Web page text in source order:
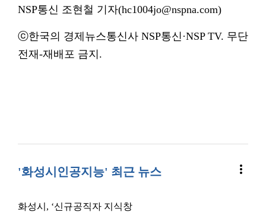
NSP통신 조현철 기자(hc1004jo@nspna.com)
ⓒ한국의 경제뉴스통신사 NSP통신·NSP TV. 무단
전재-재배포 금지.
'화성시인공지능' 최근 뉴스 more_vert
화성시, ‘신규공직자 지식창